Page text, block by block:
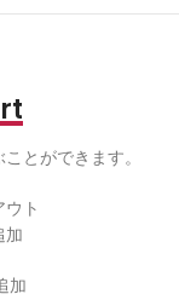
とができます。
ト
加
加